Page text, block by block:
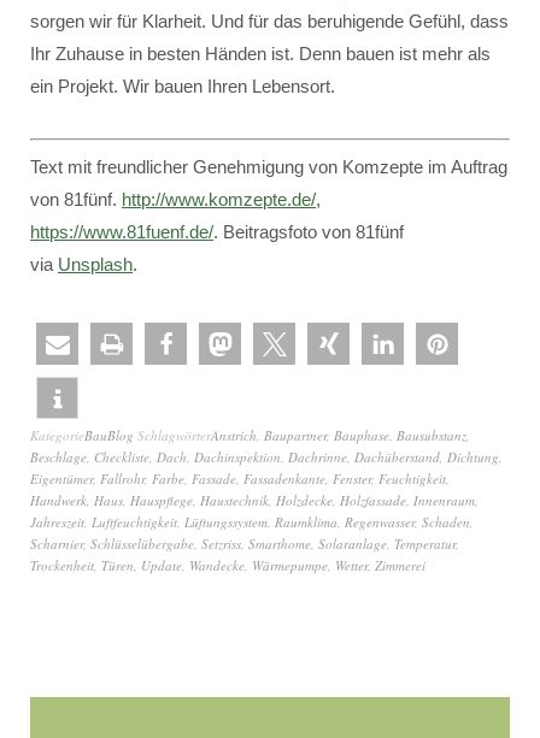
sorgen wir für Klarheit. Und für das beruhigende Gefühl, dass
Ihr Zuhause in besten Händen ist. Denn bauen ist mehr als
ein Projekt. Wir bauen Ihren Lebensort.
Text mit freundlicher Genehmigung von Komzepte im Auftrag
von 81fünf. http://www.komzepte.de/,
https://www.81fuenf.de/. Beitragsfoto von 81fünf
via Unsplash.
KategorieBauBlog SchlagwörterAnstrich, Baupartner, Bauphase, Bausubstanz,
Beschlage, Checkliste, Dach, Dachinspektion, Dachrinne, Dachüberstand, Dichtung,
Eigentümer, Fallrohr, Farbe, Fassade, Fassadenkante, Fenster, Feuchtigkeit,
Handwerk, Haus, Hauspflege, Haustechnik, Holzdecke, Holzfassade, Innenraum,
Jahreszeit, Luftfeuchtigkeit, Lüftungssystem, Raumklima, Regenwasser, Schaden,
Scharnier, Schlüsselübergabe, Setzriss, Smarthome, Solaranlage, Temperatur,
Trockenheit, Türen, Update, Wandecke, Wärmepumpe, Wetter, Zimmerei